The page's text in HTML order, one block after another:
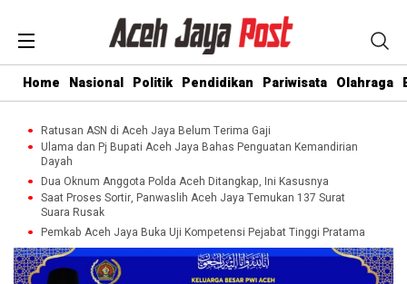
Home Nasional Politik Pendidikan Pariwisata Olahraga
Ratusan ASN di Aceh Jaya Belum Terima Gaji
Ulama dan Pj Bupati Aceh Jaya Bahas Penguatan Kemandirian
Dayah
Dua Oknum Anggota Polda Aceh Ditangkap, Ini Kasusnya
Saat Proses Sortir, Panwaslih Aceh Jaya Temukan 137 Surat
Suara Rusak
Pemkab Aceh Jaya Buka Uji Kompetensi Pejabat Tinggi Pratama